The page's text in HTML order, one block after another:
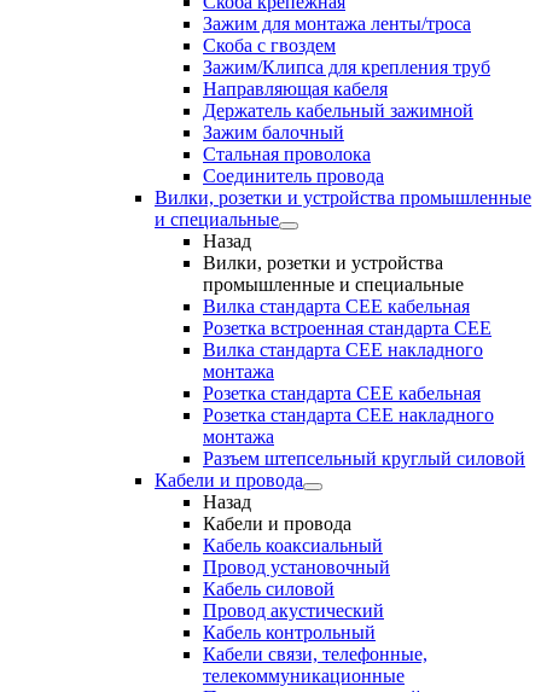
Зажим для монтажа ленты/троса
Скоба с гвоздем
Зажим/Клипса для крепления труб
Направляющая кабеля
Держатель кабельный зажимной
Зажим балочный
Стальная проволока
Соединитель провода
Вилки, розетки и устройства промышленные
и специальные
Назад
Вилки, розетки и устройства
промышленные и специальные
Вилка стандарта CEE кабельная
Розетка встроенная стандарта CEE
Вилка стандарта CEE накладного
монтажа
Розетка стандарта СЕЕ кабельная
Розетка стандарта СЕЕ накладного
монтажа
Разъем штепсельный круглый силовой
Кабели и провода
Назад
Кабели и провода
Кабель коаксиальный
Провод установочный
Кабель силовой
Провод акустический
Кабель контрольный
Кабели связи, телефонные,
телекоммуникационные